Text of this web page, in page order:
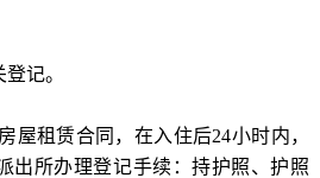
记。
屋租赁合同，在入住后24小时内，
出所办理登记手续：持护照、护照